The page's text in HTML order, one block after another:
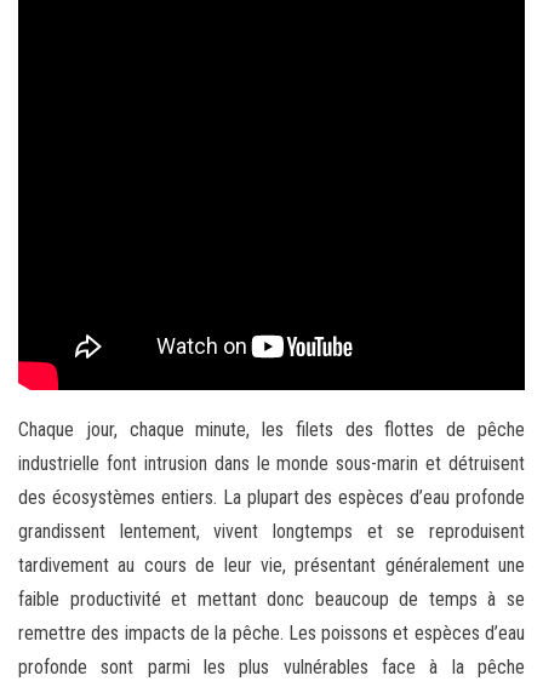
Chaque jour, chaque minute, les filets des flottes de pêche
industrielle font intrusion dans le monde sous-marin et détruisent
des écosystèmes entiers. La plupart des espèces d’eau profonde
grandissent lentement, vivent longtemps et se reproduisent
tardivement au cours de leur vie, présentant généralement une
faible productivité et mettant donc beaucoup de temps à se
remettre des impacts de la pêche. Les poissons et espèces d’eau
profonde sont parmi les plus vulnérables face à la pêche